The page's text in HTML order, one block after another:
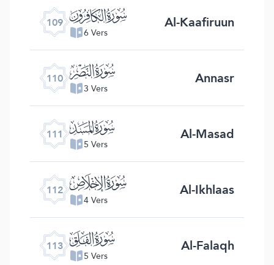
109 ﰚ
6 Vers Al-Kaafiruun
110 ﰛ
3 Vers Annasr
111 ﰜ
5 Vers Al-Masad
112 ﰝ
4 Vers Al-Ikhlaas
113 ﰞ
5 Vers Al-Falaqh